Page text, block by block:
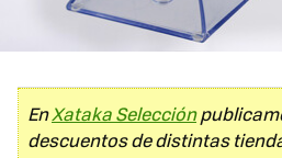
EnXataka Selección
descuentos de distintas